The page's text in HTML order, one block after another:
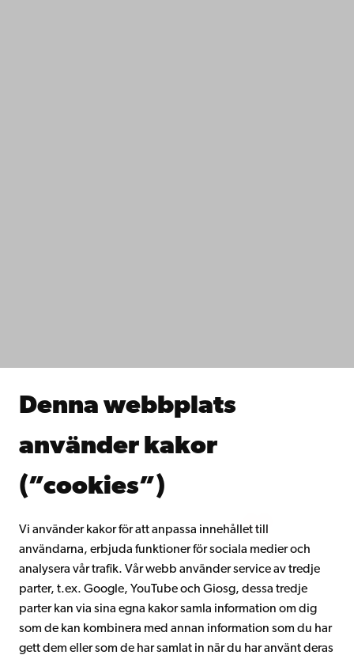
Denna webbplats
använder kakor
(”cookies”)
Vi använder kakor för att anpassa innehållet till
användarna, erbjuda funktioner för sociala medier och
analysera vår trafik. Vår webb använder service av tredje
parter, t.ex. Google, YouTube och Giosg, dessa tredje
parter kan via sina egna kakor samla information om dig
som de kan kombinera med annan information som du har
gett dem eller som de har samlat in när du har använt deras
Samarbeta med oss
Kontinuerligt lärande
Gå med i Åbo Akademis alumnnätverk
Intranätet
Facebook InstagramYouTube LinkedIn Blog Snapchat